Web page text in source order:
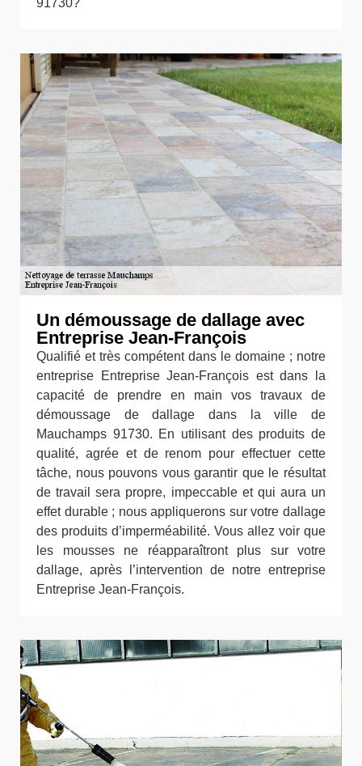
91730?
Un démoussage de dallage avec
Entreprise Jean-François
Qualifié et très compétent dans le domaine ; notre
entreprise Entreprise Jean-François est dans la
capacité de prendre en main vos travaux de
démoussage de dallage dans la ville de
Mauchamps 91730. En utilisant des produits de
qualité, agrée et de renom pour effectuer cette
tâche, nous pouvons vous garantir que le résultat
de travail sera propre, impeccable et qui aura un
effet durable ; nous appliquerons sur votre dallage
des produits d’imperméabilité. Vous allez voir que
les mousses ne réapparaîtront plus sur votre
dallage, après l’intervention de notre entreprise
Entreprise Jean-François.